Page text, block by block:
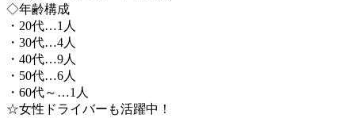
◇年齢構成
・20代…1人
・30代…4人
・40代…9人
・50代…6人
・60代～…1人
☆女性ドライバーも活躍中！